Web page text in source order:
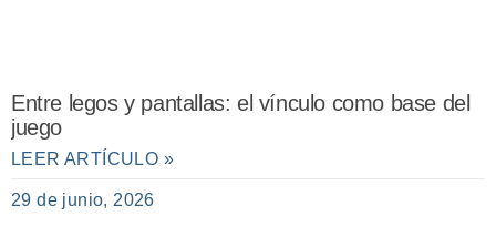
Entre legos y pantallas: el vínculo como base del
juego
LEER ARTÍCULO »
29 de junio, 2026